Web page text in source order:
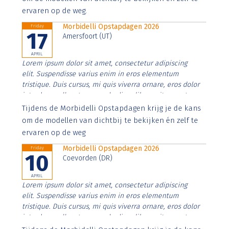
ervaren op de weg.
Friday
17
APRIL
Morbidelli Opstapdagen 2026
Amersfoort (UT)
Lorem ipsum dolor sit amet, consectetur adipiscing
elit. Suspendisse varius enim in eros elementum
tristique. Duis cursus, mi quis viverra ornare, eros dolor
interdum nulla, ut commodo diam libero vitae erat.
Aenean faucibus nibh et justo cursus id rutrum lorem
imperdiet. Nunc ut sem vitae risus tristique posuere.
Tijdens de Morbidelli Opstapdagen krijg je de kans
om de modellen van dichtbij te bekijken én zelf te
ervaren op de weg
Friday
10
APRIL
Morbidelli Opstapdagen 2026
Coevorden (DR)
Lorem ipsum dolor sit amet, consectetur adipiscing
elit. Suspendisse varius enim in eros elementum
tristique. Duis cursus, mi quis viverra ornare, eros dolor
interdum nulla, ut commodo diam libero vitae erat.